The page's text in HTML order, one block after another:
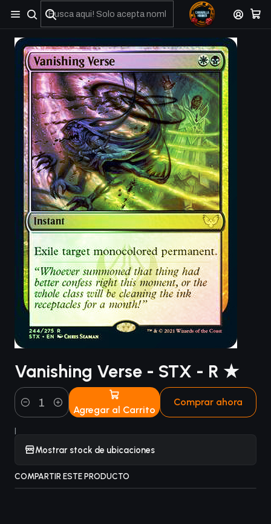
No olviden reportar sus depositos y transferencias por Whatsapp
Vanishing Verse - STX - R ★
Cantidad Agregar al Carrito
Comprar ahora
|
Mostrar stock de ubicaciones
COMPARTIR ESTE PRODUCTO